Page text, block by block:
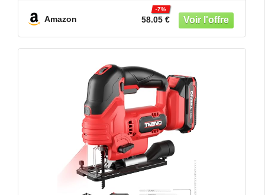
Amazon 58.05 €
-7%